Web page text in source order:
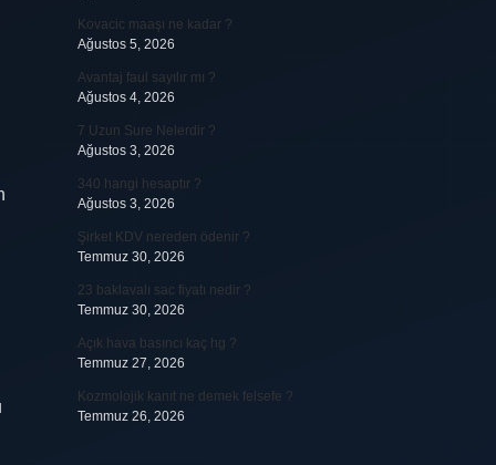
Kovacic maaşı ne kadar ?
Ağustos 5, 2026
Avantaj faul sayılır mı ?
Ağustos 4, 2026
7 Uzun Sure Nelerdir ?
Ağustos 3, 2026
340 hangi hesaptır ?
Ağustos 3, 2026
Şirket KDV nereden ödenir ?
Temmuz 30, 2026
23 baklavalı sac fiyatı nedir ?
Temmuz 30, 2026
Açık hava basıncı kaç hg ?
Temmuz 27, 2026
Kozmolojik kanıt ne demek felsefe ?
Temmuz 26, 2026